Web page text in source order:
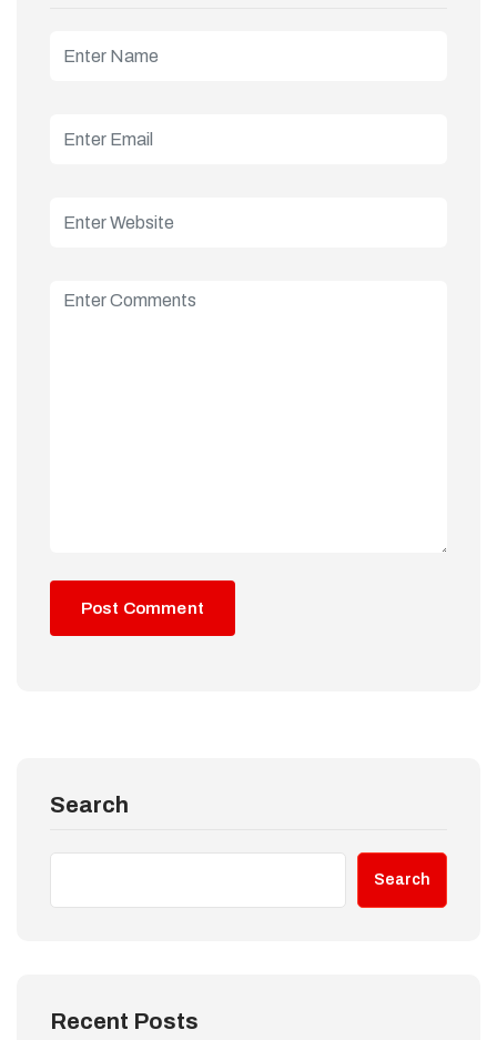
Search
Search
Recent Posts